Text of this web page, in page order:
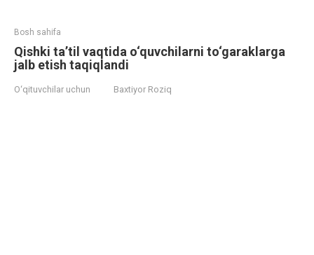
Bosh sahifa
Qishki ta’til vaqtida o‘quvchilarni to‘garaklarga
jalb etish taqiqlandi
O‘qituvchilar uchun Baxtiyor Roziq